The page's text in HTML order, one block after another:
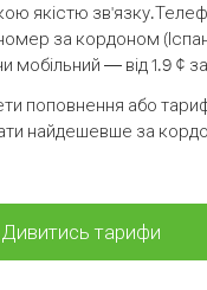
якістю зв'язку.
за кордоном
мобільний — від 1.9 ¢
поповнення або
найдешевше за
Дивитись тарифи